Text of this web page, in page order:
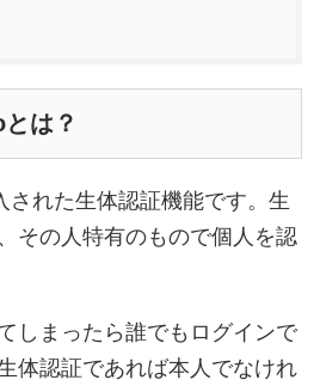
は？
れた生体認証機能です。生
その人特有のもので個人を認
しまったら誰でもログインで
体認証であれば本人でなけれ